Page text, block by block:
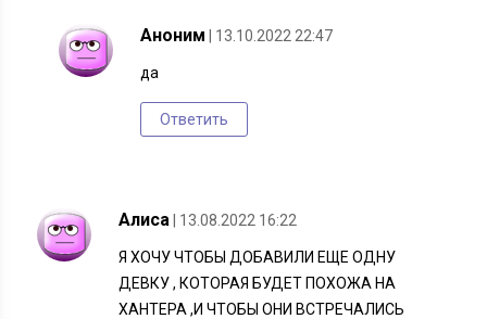
Аноним | 13.10.2022 22:47
да
Ответить
Алиса | 13.08.2022 16:22
Я ХОЧУ ЧТОБЫ ДОБАВИЛИ ЕЩЕ ОДНУ
ДЕВКУ , КОТОРАЯ БУДЕТ ПОХОЖА НА
ХАНТЕРА ,И ЧТОБЫ ОНИ ВСТРЕЧАЛИСЬ